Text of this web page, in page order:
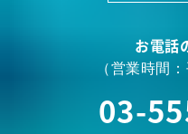
お電話
（営業時間
03-